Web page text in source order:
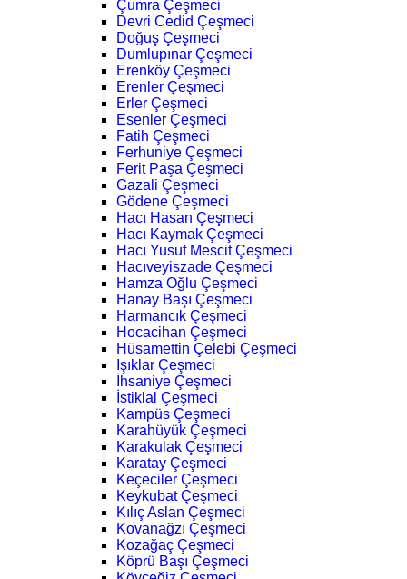
Çumra Çeşmeci
Devri Cedid Çeşmeci
Doğuş Çeşmeci
Dumlupınar Çeşmeci
Erenköy Çeşmeci
Erenler Çeşmeci
Erler Çeşmeci
Esenler Çeşmeci
Fatih Çeşmeci
Ferhuniye Çeşmeci
Ferit Paşa Çeşmeci
Gazali Çeşmeci
Gödene Çeşmeci
Hacı Hasan Çeşmeci
Hacı Kaymak Çeşmeci
Hacı Yusuf Mescit Çeşmeci
Hacıveyiszade Çeşmeci
Hamza Oğlu Çeşmeci
Hanay Başı Çeşmeci
Harmancık Çeşmeci
Hocacihan Çeşmeci
Hüsamettin Çelebi Çeşmeci
Işıklar Çeşmeci
İhsaniye Çeşmeci
İstiklal Çeşmeci
Kampüs Çeşmeci
Karahüyük Çeşmeci
Karakulak Çeşmeci
Karatay Çeşmeci
Keçeciler Çeşmeci
Keykubat Çeşmeci
Kılıç Aslan Çeşmeci
Kovanağzı Çeşmeci
Kozağaç Çeşmeci
Köprü Başı Çeşmeci